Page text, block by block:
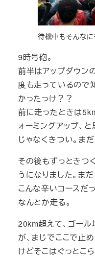
待機中もそんな
9時号砲。
前半はアップダウ
度も走っているので
かったっけ？？
前に走ったときは
ォーミングアップ、
じゃなくきつい。ま
その後もずっときつ
うになりました。ま
こんな辛いコースだ
なんとか走る。
20km超えて、ゴー
が、まじでここで止
けどそこはぐっとこ